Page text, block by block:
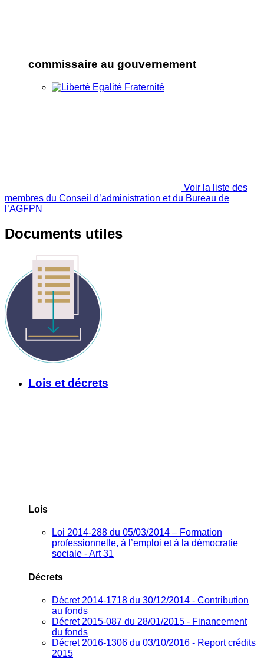
commissaire au gouvernement
Voir la liste des
membres du Conseil d’administration et du Bureau de
l’AGFPN
Documents utiles
Lois et décrets
Lois
Loi 2014-288 du 05/03/2014 – Formation
professionnelle, à l’emploi et à la démocratie
sociale - Art 31
Décrets
Décret 2014-1718 du 30/12/2014 - Contribution
au fonds
Décret 2015-087 du 28/01/2015 - Financement
du fonds
Décret 2016-1306 du 03/10/2016 - Report crédits
2015